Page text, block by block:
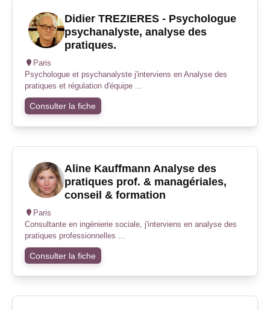
Didier TREZIERES - Psychologue
psychanalyste, analyse des
pratiques.
Paris
Psychologue et psychanalyste j'interviens en Analyse des
pratiques et régulation d'équipe ...
Consulter la fiche
Aline Kauffmann Analyse des
pratiques prof. & managériales,
conseil & formation
Paris
Consultante en ingénierie sociale, j'interviens en analyse des
pratiques professionnelles ...
Consulter la fiche